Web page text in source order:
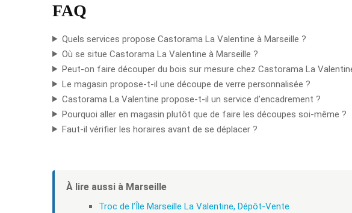
FAQ
Quels services propose Castorama La Valentine à Marseille ?
Où se situe Castorama La Valentine à Marseille ?
Peut-on faire découper du bois sur mesure chez Castorama La
Le magasin propose-t-il une découpe de verre personnalisée ?
Castorama La Valentine propose-t-il un service d’encadrement ?
Pourquoi aller en magasin plutôt que de faire les découpes soi-même ?
Faut-il vérifier les horaires avant de se déplacer ?
À lire aussi à Marseille
Troc de l’Île Marseille La Valentine, Dépôt-Vente